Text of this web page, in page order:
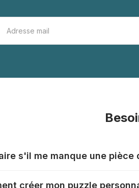
s'il me manque une pièce
créer mon puzzle